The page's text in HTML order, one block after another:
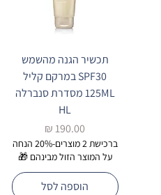
תכשיר הגנה מהשמש
SPF30 במרקם קליל
125ML מסדרת סנברלה
HL
מחיר
ברכישת 2 מוצרים-20% הנחה
על המוצר הזול מבינהם 🎁
הוספה לסל